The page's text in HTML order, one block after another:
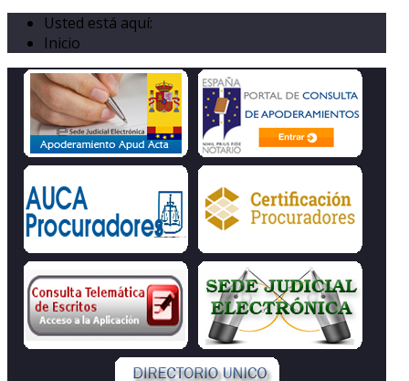
Usted está aquí:
Inicio